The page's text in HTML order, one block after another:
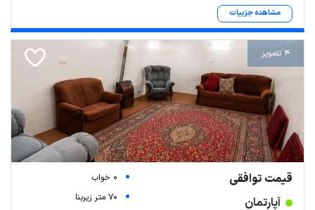
مشاهده جزییات
4 تصویر
قیمت توافقی
آپارتمان
0 خواب
70 متر زیربنا